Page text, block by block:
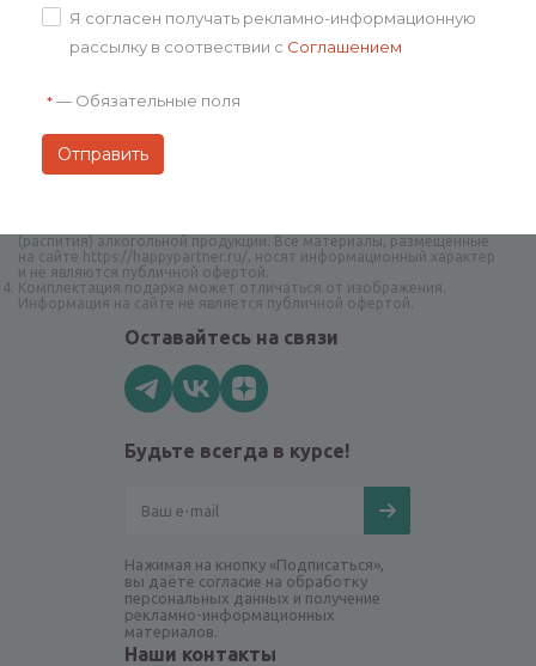
компании Happy Partner.
При полном или частичном копировании материалов сайта
гиперссылка на сайт happypartner.ru обязательна
Компания Happy Partner не нарушает Федеральный закон
(распития) алкогольной продукции. Все материалы, размещённые
на сайте https://happypartner.ru/, носят информационный характер
и не являются публичной офертой.
Комплектация подарка может отличаться от изображения.
Информация на сайте не является публичной офертой.
Оставайтесь на связи
Будьте всегда в курсе!
Нажимая на кнопку «Подписаться»,
вы даёте согласие на обработку
персональных данных и получение
рекламно-информационных
материалов.
Наши контакты
Я согласен получать рекламно-информационную
рассылку в соотвествии с Соглашением
* — Обязательные поля